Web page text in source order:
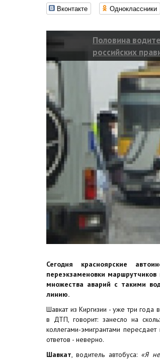
Вконтакте Одноклассники
Половина
российских
Сегодня красноярские
переэкзаменовки
множества аварий с такими
линию.
Шавкат из Киргизии - уже три
в ДТП, говорит: занесло на
коллегами-эмигрантами
ответов - неверно.
Шавкат, водитель автобуса: «Я